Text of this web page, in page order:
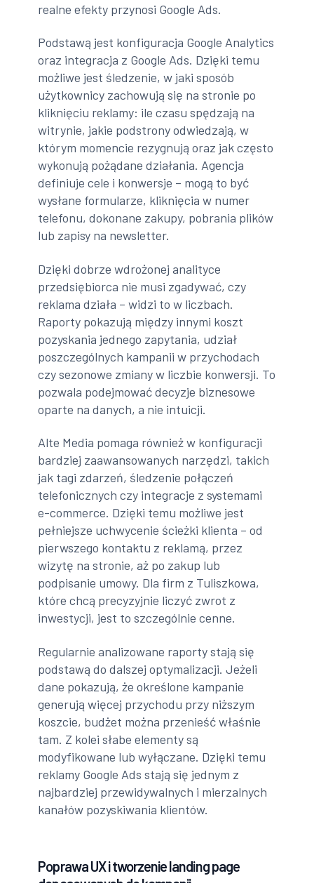
realne efekty przynosi Google Ads.
Podstawą jest konfiguracja Google Analytics
oraz integracja z Google Ads. Dzięki temu
możliwe jest śledzenie, w jaki sposób
użytkownicy zachowują się na stronie po
kliknięciu reklamy: ile czasu spędzają na
witrynie, jakie podstrony odwiedzają, w
którym momencie rezygnują oraz jak często
wykonują pożądane działania. Agencja
definiuje cele i konwersje – mogą to być
wysłane formularze, kliknięcia w numer
telefonu, dokonane zakupy, pobrania plików
lub zapisy na newsletter.
Dzięki dobrze wdrożonej analityce
przedsiębiorca nie musi zgadywać, czy
reklama działa – widzi to w liczbach.
Raporty pokazują między innymi koszt
pozyskania jednego zapytania, udział
poszczególnych kampanii w przychodach
czy sezonowe zmiany w liczbie konwersji. To
pozwala podejmować decyzje biznesowe
oparte na danych, a nie intuicji.
Alte Media pomaga również w konfiguracji
bardziej zaawansowanych narzędzi, takich
jak tagi zdarzeń, śledzenie połączeń
telefonicznych czy integracje z systemami
e-commerce. Dzięki temu możliwe jest
pełniejsze uchwycenie ścieżki klienta – od
pierwszego kontaktu z reklamą, przez
wizytę na stronie, aż po zakup lub
podpisanie umowy. Dla firm z Tuliszkowa,
które chcą precyzyjnie liczyć zwrot z
inwestycji, jest to szczególnie cenne.
Regularnie analizowane raporty stają się
podstawą do dalszej optymalizacji. Jeżeli
dane pokazują, że określone kampanie
generują więcej przychodu przy niższym
koszcie, budżet można przenieść właśnie
tam. Z kolei słabe elementy są
modyfikowane lub wyłączane. Dzięki temu
reklamy Google Ads stają się jednym z
najbardziej przewidywalnych i mierzalnych
kanałów pozyskiwania klientów.
Poprawa UX i tworzenie landing page